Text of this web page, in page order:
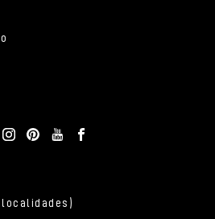
localidades)